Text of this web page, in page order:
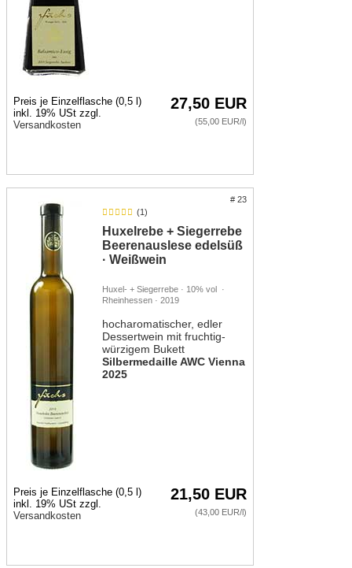
27,50 EUR
(55,00 EUR/l)
Preis je Einzelflasche (0,5 l)
inkl. 19% USt zzgl.
Versandkosten
# 23
(1)
Huxelrebe + Siegerrebe
Beerenauslese edelsüß
· Weißwein
Huxel- + Siegerrebe · 10% vol ·
Rheinhessen · 2019
hocharomatischer, edler
Dessertwein mit fruchtig-
würzigem Bukett
Silbermedaille AWC Vienna
2025
21,50 EUR
(43,00 EUR/l)
Preis je Einzelflasche (0,5 l)
inkl. 19% USt zzgl.
Versandkosten